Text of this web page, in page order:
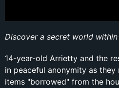
Discover a secret world
14-year-old Arrietty and the
in peaceful anonymity as
items "borrowed" from the